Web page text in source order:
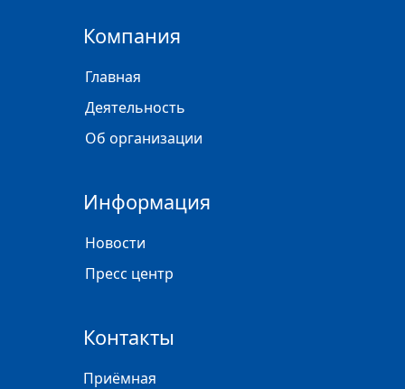
Компания
Главная
Деятельность
Об организации
Информация
Новости
Пресс центр
Контакты
Приёмная